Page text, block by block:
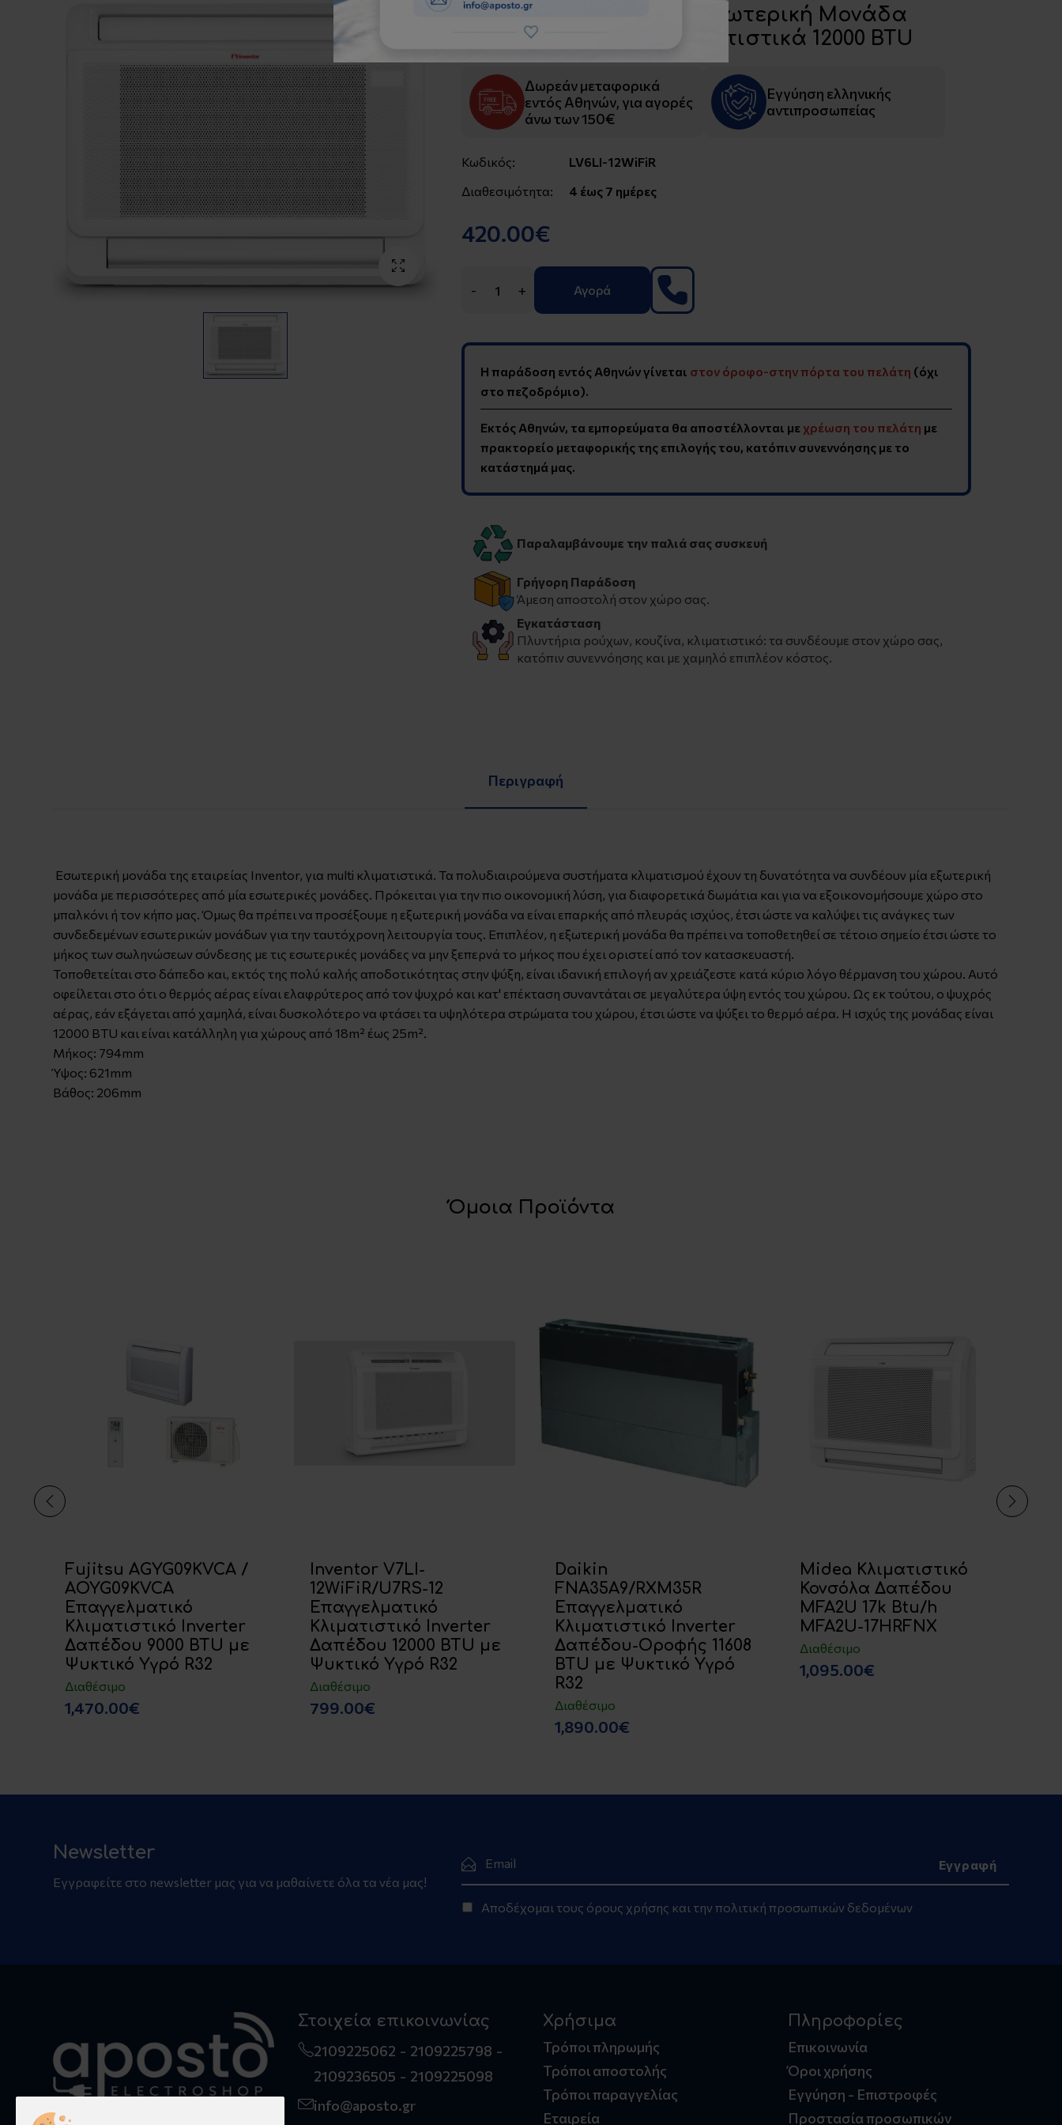
Inventor LV6LI-12WiFiR Εσωτερική Μονάδα
Δαπέδου για Multi Κλιματιστικά 12000 BTU
Δωρεάν μεταφορικά
εντός Αθηνών, για αγορές
άνω των 150€
Εγγύηση ελληνικής
αντιπροσωπείας
Κωδικός:
LV6LI-12WiFiR
Διαθεσιμότητα:
4 έως 7 ημέρες
420.00€
- + Αγορά
Η παράδοση εντός Αθηνών γίνεται στον όροφο-στην πόρτα του πελάτη (όχι
στο πεζοδρόμιο).
Εκτός Αθηνών, τα εμπορεύματα θα αποστέλλονται μεχρέωση του πελάτη με
πρακτορείο μεταφορικής της επιλογής του, κατόπιν συνεννόησης με το
κατάστημά μας.
Παραλαμβάνουμε την παλιά σας συσκευή
Γρήγορη Παράδοση
Άμεση αποστολή στον χώρο σας.
Εγκατάσταση
Πλυντήρια ρούχων, κουζίνα, κλιματιστικό: τα συνδέουμε στον χώρο σας,
κατόπιν συνεννόησης και με χαμηλό επιπλέον κόστος.
Περιγραφή
Εσωτερική μονάδα της εταιρείας Inventor, για multi κλιματιστικά. Τα πολυδιαιρούμενα συστήματα κλιματισμού έχουν τη δυνατότητα να συνδέουν μία εξωτερική
μονάδα με περισσότερες από μία εσωτερικές μονάδες. Πρόκειται για την πιο οικονομική λύση, για διαφορετικά δωμάτια και για να εξοικονομήσουμε χώρο στο
μπαλκόνι ή τον κήπο μας. Όμως θα πρέπει να προσέξουμε η εξωτερική μονάδα να είναι επαρκής από πλευράς ισχύος, έτσι ώστε να καλύψει τις ανάγκες των
συνδεδεμένων εσωτερικών μονάδων για την ταυτόχρονη λειτουργία τους. Επιπλέον, η εξωτερική μονάδα θα πρέπει να τοποθετηθεί σε τέτοιο σημείο έτσι ώστε το
μήκος των σωληνώσεων σύνδεσης με τις εσωτερικές μονάδες να μην ξεπερνά το μήκος που έχει οριστεί από τον κατασκευαστή.
Τοποθετείται στο δάπεδο και, εκτός της πολύ καλής αποδοτικότητας στην ψύξη, είναι ιδανική επιλογή αν χρειάζεστε κατά κύριο λόγο θέρμανση του χώρου. Αυτό
οφείλεται στο ότι ο θερμός αέρας είναι ελαφρύτερος από τον ψυχρό και κατ' επέκταση συναντάται σε μεγαλύτερα ύψη εντός του χώρου. Ως εκ τούτου, ο ψυχρός
αέρας, εάν εξάγεται από χαμηλά, είναι δυσκολότερο να φτάσει τα υψηλότερα στρώματα του χώρου, έτσι ώστε να ψύξει το θερμό αέρα. Η ισχύς της μονάδας είναι
12000 BTU και είναι κατάλληλη για χώρους από 18m² έως 25m².
Μήκος: 794mm
Ύψος: 621mm
Βάθος: 206mm
Όμοια Προϊόντα
Fujitsu AGYG09KVCA /
AOYG09KVCA
Επαγγελματικό
Κλιματιστικό Inverter
Δαπέδου 9000 BTU με
Ψυκτικό Υγρό R32
Διαθέσιμο
1,470.00€
Inventor V7LI-
12WiFiR/U7RS-12
Επαγγελματικό
Κλιματιστικό Inverter
Δαπέδου 12000 BTU με
Ψυκτικό Υγρό R32
Διαθέσιμο
799.00€
Daikin
FNA35A9/RXΜ35R
Επαγγελματικό
Κλιματιστικό Inverter
Δαπέδου-Οροφής 11608
BTU με Ψυκτικό Υγρό
R32
Διαθέσιμο
1,890.00€
Midea Κλιματιστικό
Κονσόλα Δαπέδου
MFA2U 17k Btu/h
MFA2U-17HRFNX
Διαθέσιμο
1,095.00€
Newsletter
Εγγραφείτε στο newsletter μας για να μαθαίνετε όλα τα νέα μας!
Αποδέχομαι τους όρους χρήσης και την πολιτική προσωπικών δεδομένων
Στοιχεία επικοινωνίας
2109225062
2109225798
2109236505
2109225098
info@aposto.gr
Χρήσιμα
Τρόποι πληρωμής
Τρόποι αποστολής
Τρόποι παραγγελίας
Εταιρεία
Πληροφορίες
Επικοινωνία
Όροι χρήσης
Εγγύηση - Επιστροφές
Προστασία προσωπικών